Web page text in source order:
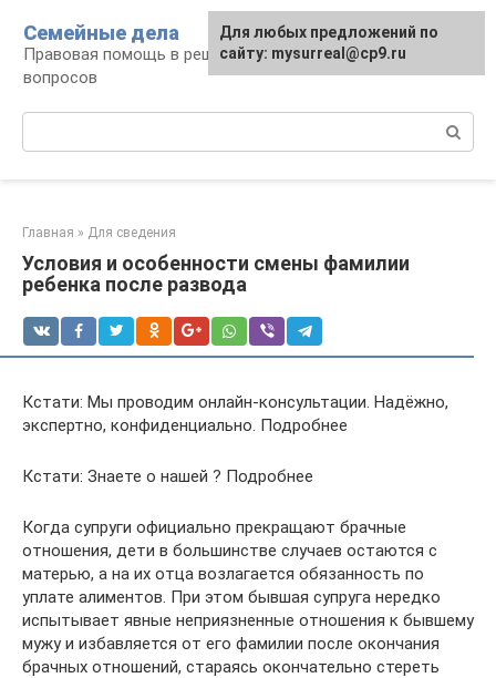
контенту
Семейные дела
Правовая помощь в решении семейных
вопросов
Главная » Для сведения
Условия и особенности смены фамилии
ребенка после развода
Кстати: Мы проводим онлайн-консультации. Надёжно,
экспертно, конфиденциально. Подробнее
Кстати: Знаете о нашей ? Подробнее
Когда супруги официально прекращают брачные
отношения, дети в большинстве случаев остаются с
матерью, а на их отца возлагается обязанность по
уплате алиментов. При этом бывшая супруга нередко
испытывает явные неприязненные отношения к бывшему
мужу и избавляется от его фамилии после окончания
брачных отношений, стараясь окончательно стереть
Для любых предложений по
сайту: mysurreal@cp9.ru